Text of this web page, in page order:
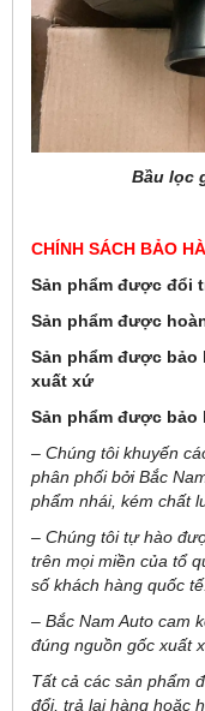
Bầu lọc
CHÍNH SÁCH BẢO
Sản phẩm được đổi
Sản phẩm được
Sản phẩm được bảo
xuất xứ
Sản phẩm được bảo
– Chúng tôi khuyến
phân phối bởi Bắc
phẩm nhái, kém chất
– Chúng tôi tự hào
trên mọi miền của tổ
số khách hàng quốc tế.
– Bắc Nam Auto cam
đúng nguồn gốc xuất
Tất cả các sản phẩm
đổi, trả lại hàng hoặc